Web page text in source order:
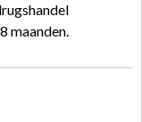
maanden.